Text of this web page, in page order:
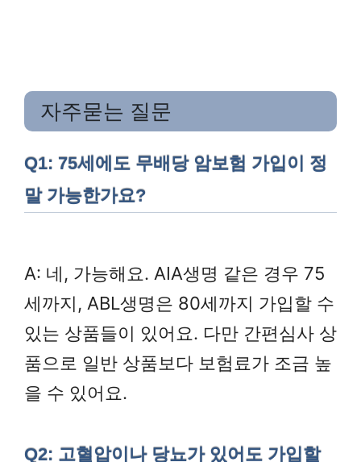
자주묻는 질문
Q1: 75세에도 무배당 암보험 가입이 정
말 가능한가요?
A: 네, 가능해요. AIA생명 같은 경우 75
세까지, ABL생명은 80세까지 가입할 수
있는 상품들이 있어요. 다만 간편심사 상
품으로 일반 상품보다 보험료가 조금 높
을 수 있어요.
Q2: 고혈압이나 당뇨가 있어도 가입할